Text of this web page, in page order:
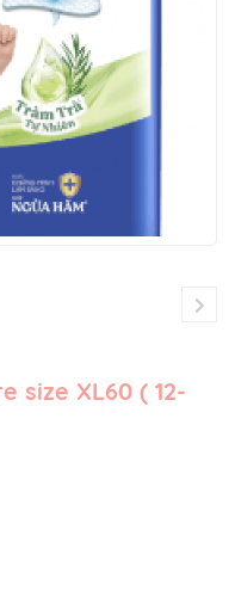
size XL60 ( 12-